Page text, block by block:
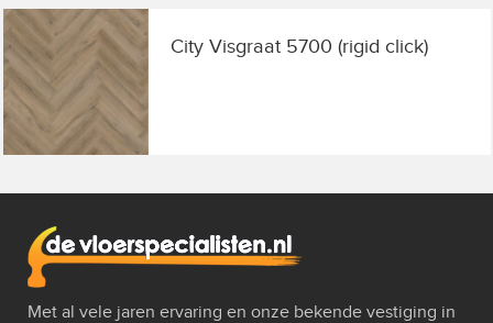
City Visgraat 5700 (rigid click)
Met al vele jaren ervaring en onze bekende vestiging in